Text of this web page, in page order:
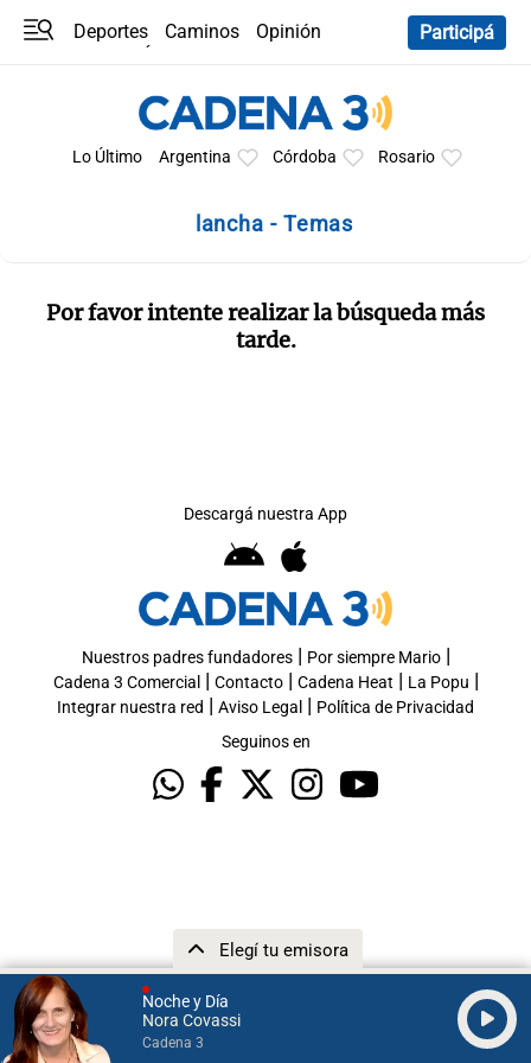
Noche y Día
Nora Covassi
Cadena 3
Elegí tu emisora
Deportes Caminos
Opinión
Participá
Lo Último Argentina Córdoba Rosario
lancha - Temas
Por favor intente realizar la búsqueda más
tarde.
Descargá nuestra App
Nuestros padres fundadores| Por siempre Mario|
Cadena 3 Comercial | Contacto| Cadena Heat | La Popu |
Integrar nuestra red | Aviso Legal | Política de Privacidad
Seguinos en